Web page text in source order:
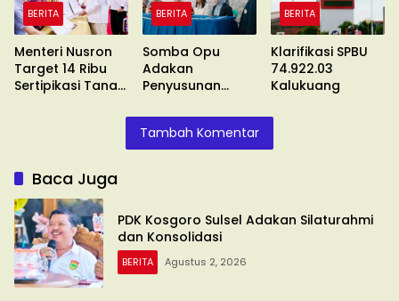
BERITA
Menteri Nusron
Target 14 Ribu
Sertipikasi Tanah
BERITA
Somba Opu
Adakan
Penyusunan
Pelayanan
BERITA
Klarifikasi SPBU
74.922.03
Kalukuang
Tambah Komentar
Baca Juga
PDK Kosgoro Sulsel Adakan Silaturahmi
dan Konsolidasi
BERITA Agustus 2, 2026